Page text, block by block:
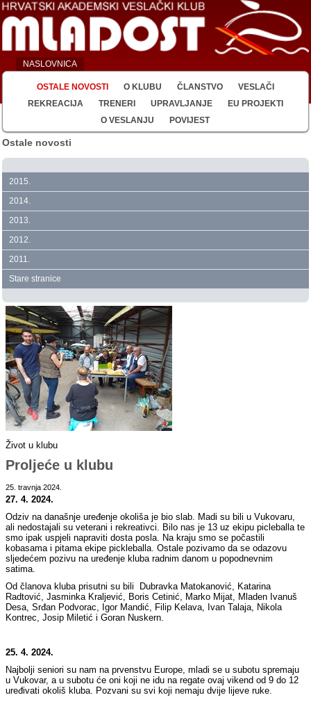
NASLOVNICA
OSTALE NOVOSTI O KLUBU ČLANSTVO
VESLAČI
REKREACIJA
TRENERI UPRAVLJANJE
EU PROJEKTI
O VESLANJU
POVIJEST
Ostale novosti
2015.
2014.
2013.
2012.
2011.
Stare stranice
Život u klubu
Proljeće u klubu
25. travnja 2024.
27. 4. 2024.
Odziv na današnje uređenje okoliša je bio slab. Madi su bili u Vukovaru,
ali nedostajali su veterani i rekreativci. Bilo nas je 13 uz ekipu picleballa te
smo ipak uspjeli napraviti dosta posla. Na kraju smo se počastili
kobasama i pitama ekipe pickleballa. Ostale pozivamo da se odazovu
sljedećem pozivu na uređenje kluba radnim danom u popodnevnim
satima.
Od članova kluba prisutni su bili Dubravka Matokanović, Katarina
Radtović, Jasminka Kraljević, Boris Cetinić, Marko Mijat, Mladen Ivanuš
Desa, Srđan Podvorac, Igor Mandić, Filip Kelava, Ivan Talaja, Nikola
Kontrec, Josip Miletić i Goran Nuskern.
25. 4. 2024.
Najbolji seniori su nam na prvenstvu Europe, mladi se u subotu spremaju
u Vukovar, a u subotu će oni koji ne idu na regate ovaj vikend od 9 do 12
uređivati okoliš kluba. Pozvani su svi koji nemaju dvije lijeve ruke.